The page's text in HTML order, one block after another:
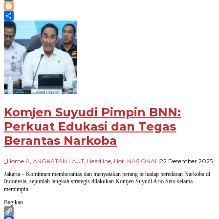
LinkedIn
Blogger
Share
Komjen Suyudi Pimpin BNN:
Perkuat Edukasi dan Tegas
Berantas Narkoba
_Home A, ANGKATAN LAUT, Headline, Hot, NASIONAL|22 Desember 2025
Jakarta – Komitmen memberantas dan menyatakan perang terhadap peredaran Narkoba di
Indonesia, sejumlah langkah strategis dilakukan Komjen Suyudi Ario Seto selama
memimpin
Bagikan